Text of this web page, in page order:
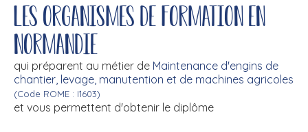
Les organismes de formation en
Normandie
qui préparent au métier de Maintenance d'engins de
chantier, levage, manutention et de machines agricoles
(Code ROME : I1603)
et vous permettent d'obtenir le diplôme